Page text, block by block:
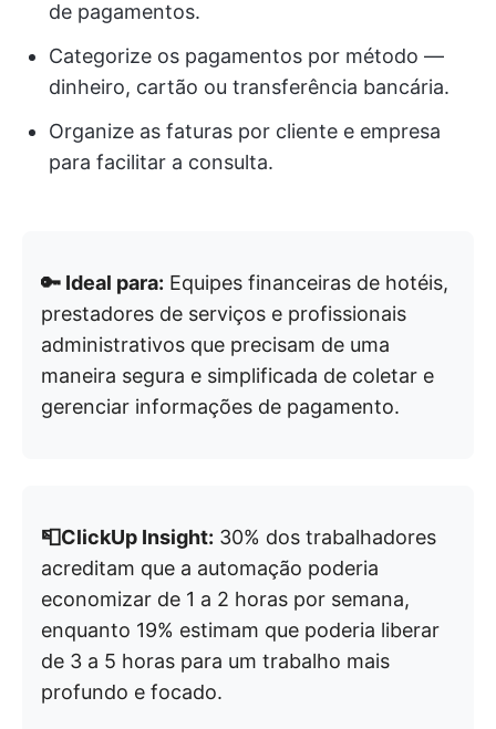
de pagamentos.
Categorize os pagamentos por método —
dinheiro, cartão ou transferência bancária.
Organize as faturas por cliente e empresa
para facilitar a consulta.
🔑 Ideal para: Equipes financeiras de hotéis,
prestadores de serviços e profissionais
administrativos que precisam de uma
maneira segura e simplificada de coletar e
gerenciar informações de pagamento.
📮ClickUp Insight: 30% dos trabalhadores
acreditam que a automação poderia
economizar de 1 a 2 horas por semana,
enquanto 19% estimam que poderia liberar
de 3 a 5 horas para um trabalho mais
profundo e focado.